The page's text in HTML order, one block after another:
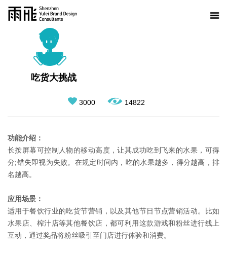
吃货大挑战
3000 14822
功能介绍：
长按屏幕可控制人物的移动高度，让其成功吃到飞来的水果，可得
分;错失即视为失败。在规定时间内，吃的水果越多，得分越高，排
名越高。
应用场景：
适用于餐饮行业的吃货节营销，以及其他节日节点营销活动。比如
水果店、榨汁店等其他餐饮店，都可利用这款游戏和粉丝进行线上
互动，通过奖品将粉丝吸引至门店进行体验和消费。